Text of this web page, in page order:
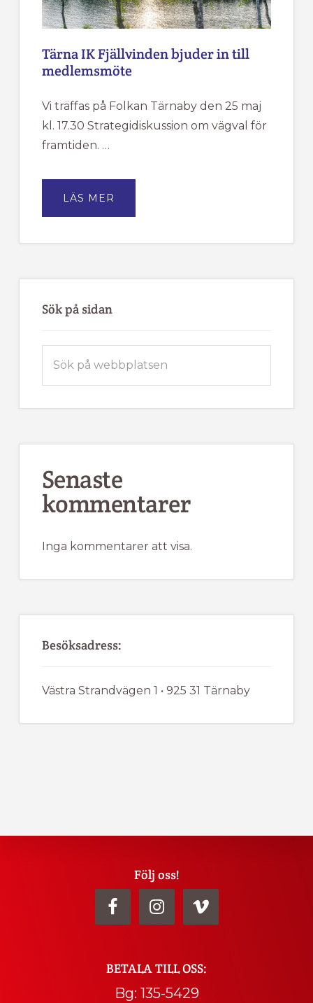
Tärna IK Fjällvinden bjuder in till
medlemsmöte
Vi träffas på Folkan Tärnaby den 25 maj
kl. 17.30 Strategidiskussion om vägval för
framtiden. …
LÄS MER
IK
IN
Sök på sidan
Senaste
kommentarer
Inga kommentarer att visa.
Besöksadress:
Västra Strandvägen 1 • 925 31 Tärnaby
Följ oss!
BETALA TILL OSS:
Bg: 135-5429